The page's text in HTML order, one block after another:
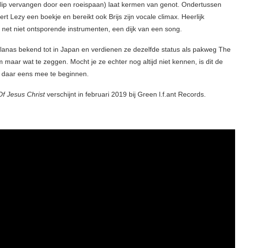
vervangen door een roeispaan) laat kermen van genot. Ondertussen
Lezy een boekje en bereikt ook Brijs zijn vocale climax. Heerlijk
niet ontsporende instrumenten, een dijk van een song.
bekend tot in Japan en verdienen ze dezelfde status als pakweg The
maar wat te zeggen. Mocht je ze echter nog altijd niet kennen, is dit de
eens mee te beginnen.
Jesus Christverschijnt in februari 2019 bij Green l.f.ant Records.